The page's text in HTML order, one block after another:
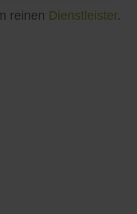
reinen Dienstleister.